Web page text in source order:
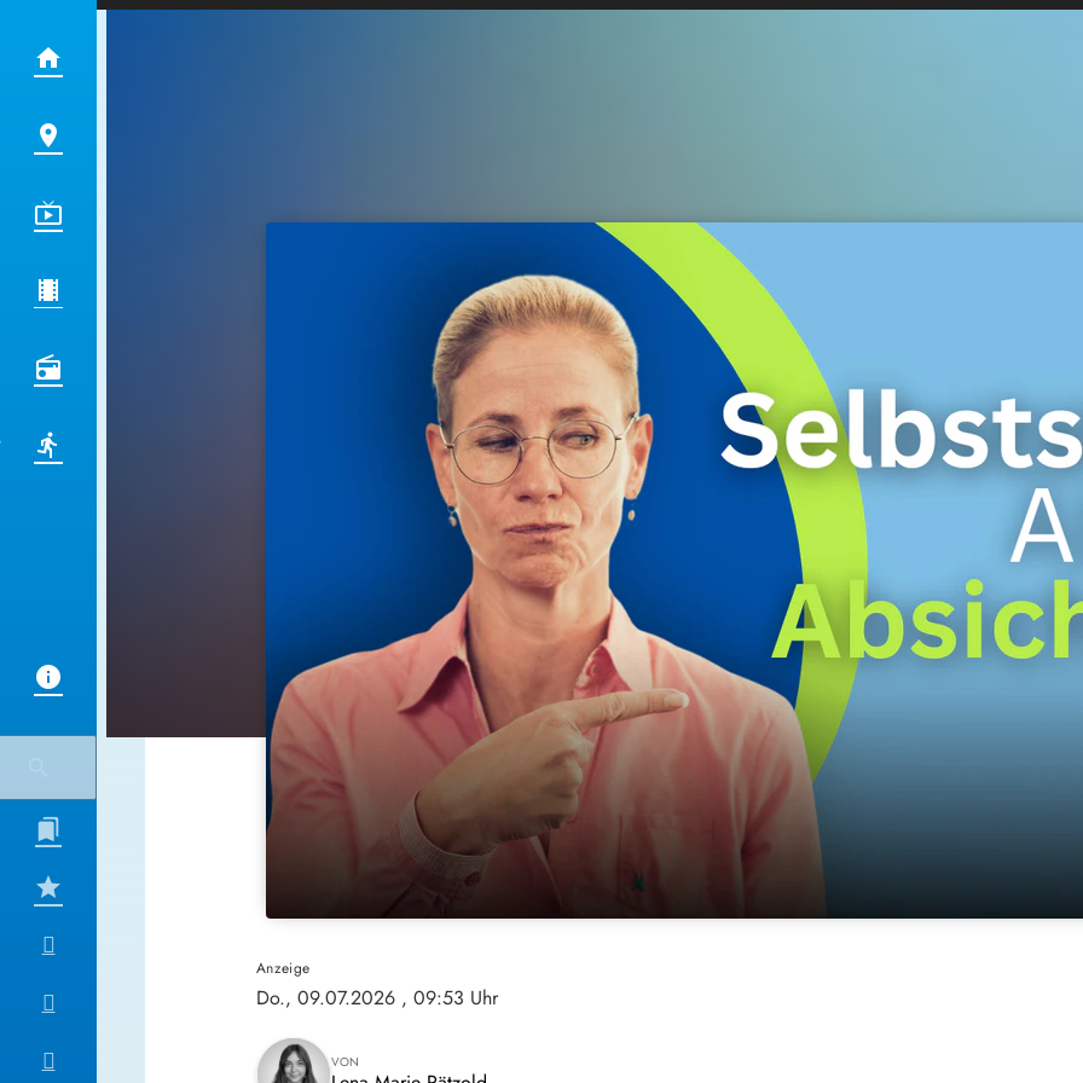
Anzeige
Do., 09.07.2026 , 09:53 Uhr
VON